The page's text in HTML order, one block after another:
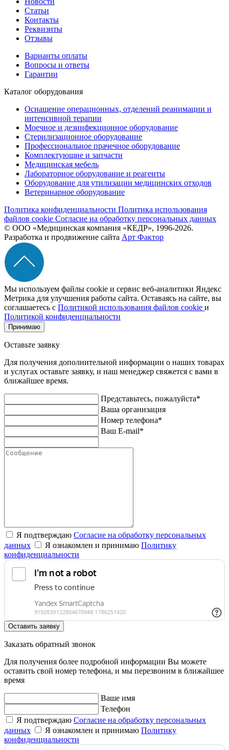
Статьи
Контакты
Реквизиты
Отзывы
Варианты оплаты
Вопросы и ответы
Гарантии
Каталог оборудования
Оснащение операционных, отделений реанимации и
интенсивной терапии
Моечное и дезинфекционное оборудование
Стерилизационное оборудование
Профессиональное прачечное оборудование
Комплектующие и запчасти
Медицинская мебель
Лабораторное оборудование и реагенты
Оборудование для утилизации медицинских отходов
Ветеринарное оборудование
Политика конфиденциальности Политика использования
файлов cookie Согласие на обработку персональных данных
© ООО «Медицинская компания «КЕДР», 1996-2026.
Разработка и продвижение сайта Арт Фактор
Мы используем файлы cookie и сервис веб-аналитики Яндекс
Метрика для улучшения работы сайта. Оставаясь на сайте, вы
соглашаетесь с Политикой использования файлов cookie и
Политикой конфиденциальности
Принимаю
Оставьте заявку
Для получения дополнительной информации о наших товарах
и услугах оставьте заявку, и наш менеджер свяжется с вами в
ближайшее время.
Представьтесь, пожалуйста*
Ваша организация
Номер телефона*
Ваш E-mail*
Я подтверждаю Согласие на обработку персональных
данных
Я ознакомлен и принимаю Политику
конфиденциальности
Оставить заявку
Заказать обратный звонок
Для получения более подробной информации Вы можете
оставить свой номер телефона, и мы перезвоним в ближайшее
время
Ваше имя
Телефон
Я подтверждаю Согласие на обработку персональных
данных
Я ознакомлен и принимаю Политику
конфиденциальности